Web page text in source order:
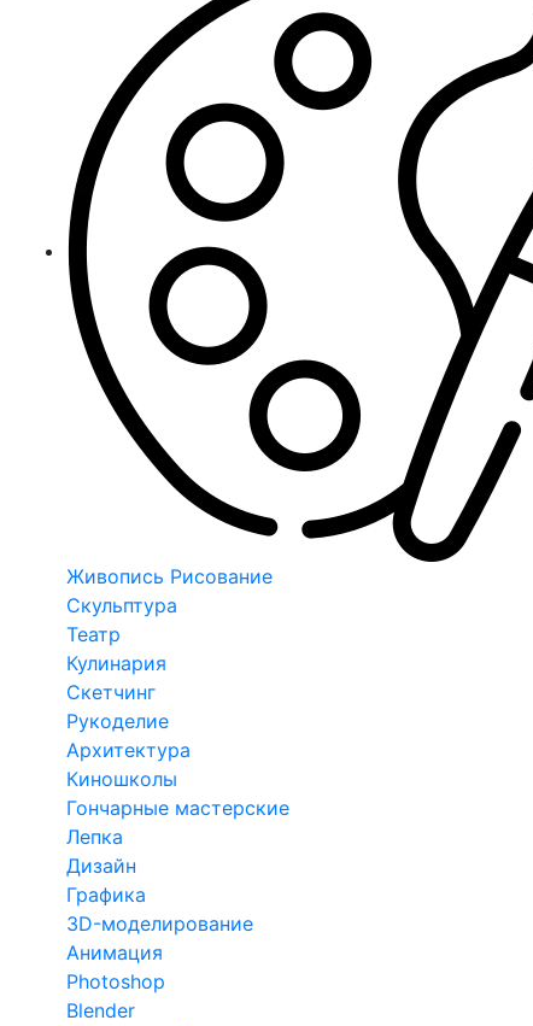
Живопись Рисование
Скульптура
Театр
Кулинария
Скетчинг
Рукоделие
Архитектура
Киношколы
Гончарные мастерские
Лепка
Дизайн
Графика
3D-моделирование
Анимация
Photoshop
Blender